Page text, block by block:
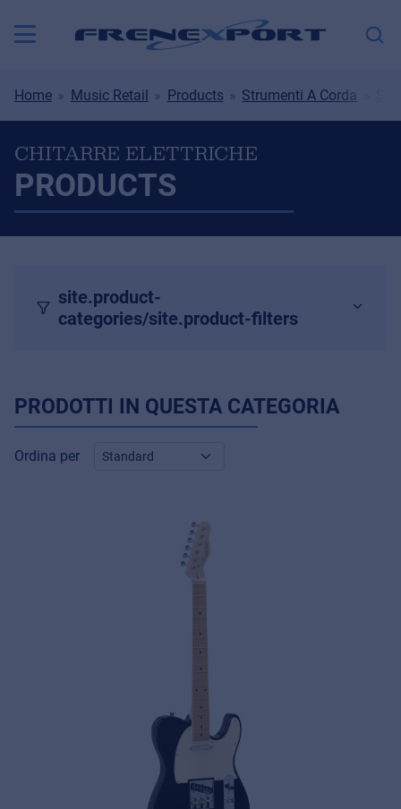
Home Music Retail Products Strumenti A Corda
CHITARRE ELETTRICHE
PRODUCTS
site.product-
categories/site.product-filters
PRODOTTI IN QUESTA CATEGORIA
Ordina per